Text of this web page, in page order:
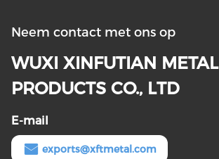
Neem contact met ons op
WUXI XINFUTIAN METAL
PRODUCTS CO., LTD
E-mail
exports@xftmetal.com